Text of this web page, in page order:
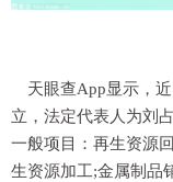
天眼查App显示，
立，法定代表人为刘
一般项目：再生资源
生资源加工;金属制品